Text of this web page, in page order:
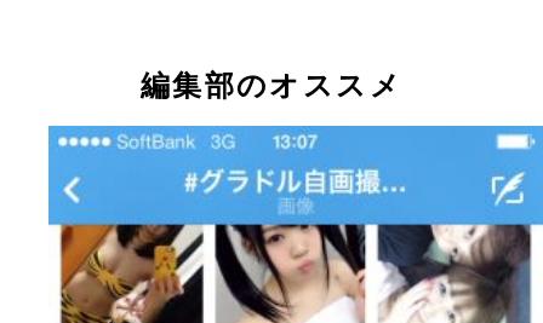
編集部のオススメ